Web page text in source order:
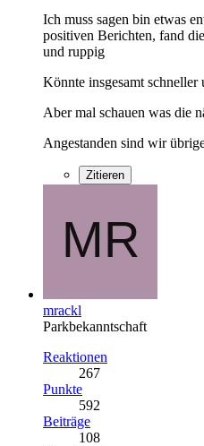
Ich muss sagen bin etwas
positiven Berichten, fand
und ruppig
Könnte insgesamt schneller
Aber mal schauen was die
Angestanden sind wir
Zitieren
mrackl
Parkbekanntschaft
Reaktionen
267
Punkte
592
Beiträge
108